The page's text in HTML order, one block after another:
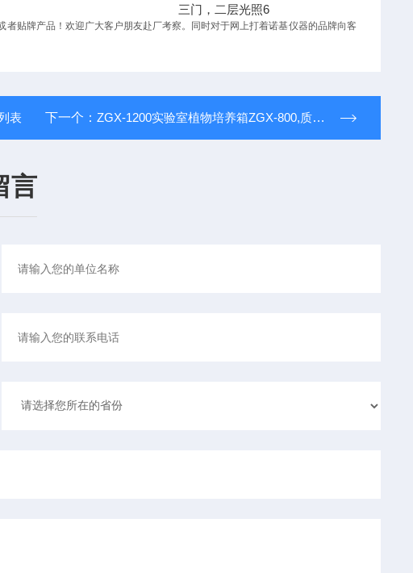
三门，二层光照6
者贴牌产品！欢迎广大客户朋友赴厂考察。同时对于网上打着诺基仪器的品牌向客
表 下一个： ZGX-1200实验室植物培养箱ZGX-800,质量可靠
言